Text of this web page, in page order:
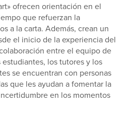
ofrecen orientación en el
que refuerzan la
a la carta. Además, crean un
el inicio de la experiencia del
entre el equipo de
los tutores y los
se encuentran con personas
que les ayudan a fomentar la
en los momentos